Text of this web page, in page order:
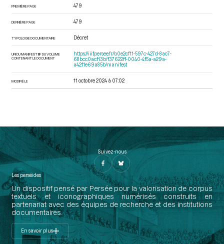
PREMIÈRE PAGE 479
DERNIÈRE PAGE 479
TYPOLOGIE DOCUMENTAIRE Décret
URI DU MANIFEST IIIF DU VOLUME
CONTENANT LE DOCUMENT
https://iiif.persee.fr/b0e2cf11-597c-427d-8ac7-
68bcc0acf13b/f37622ff-0040-4f5a-a29a-
a42f1e69a85b/manifest
MODIFIÉ LE 11 octobre 2024 à 07:02
Suivez-nous
Les perséides
Un dispositif pensé par Persée pour la valorisation de corpus
textuels et iconographiques numérisés construits en
partenariat avec des équipes de recherche et des institutions
documentaires.
En savoir plus